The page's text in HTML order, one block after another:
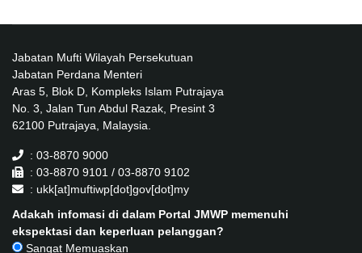
Jabatan Mufti Wilayah Persekutuan
Jabatan Perdana Menteri
Aras 5, Blok D, Kompleks Islam Putrajaya
No. 3, Jalan Tun Abdul Razak, Presint 3
62100 Putrajaya, Malaysia.
: 03-8870 9000
: 03-8870 9101 / 03-8870 9102
: ukk[at]muftiwp[dot]gov[dot]my
Adakah infomasi di dalam Portal JMWP memenuhi
ekspektasi dan keperluan pelanggan?
Sangat Memuaskan